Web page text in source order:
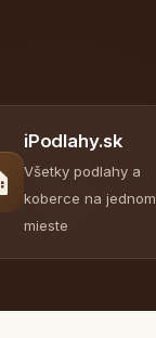
iPodlahy.sk
Všetky podlahy a
koberce na jednom
mieste